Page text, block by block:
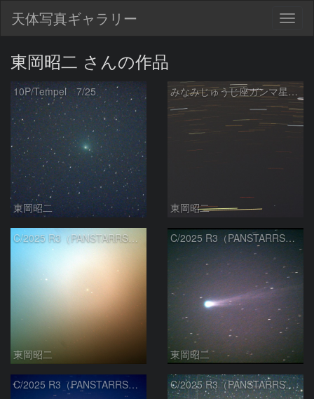
天体写真ギャラリー
東岡昭二 さんの作品
10P/Tempel 7/25
東岡昭二
みなみじゅうじ座ガンマ星（ガクルックス）
東岡昭二
C/2025 R3（PANSTARRS） 05/10
東岡昭二
C/2025 R3（PANSTARRS） 04/17
東岡昭二
C/2025 R3（PANSTARRS） 04/06 C/2025 R3（PANSTARRS） 03/27